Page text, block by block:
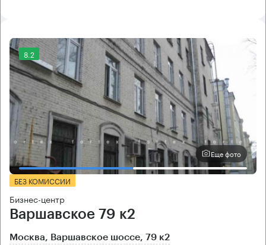
8.2
Еще фото
БЕЗ КОМИССИИ
Бизнес-центр
Варшавское 79 к2
Москва, Варшавское шоссе, 79 к2